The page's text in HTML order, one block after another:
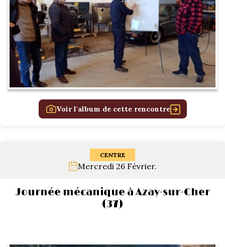
La 15/6 H –
1954/1956
Voir l'album de cette rencontre
CENTRE
Mercredi 26 Février.
Journée mécanique à Azay-sur-Cher
(37)